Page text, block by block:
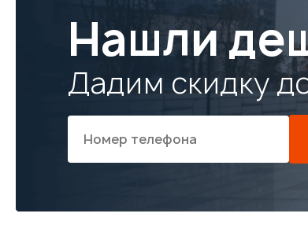
Нашли
Дадим скидку